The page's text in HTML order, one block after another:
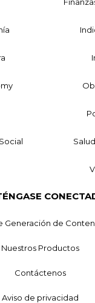
Generación de
Nuestros Productos
Contáctenos
Aviso de privacidad